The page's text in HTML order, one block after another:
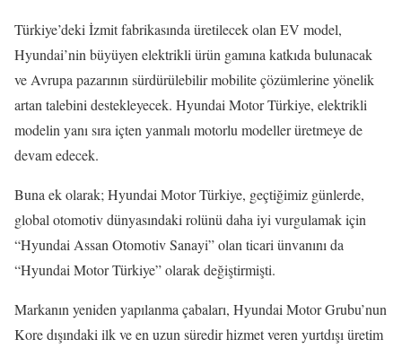
Türkiye’deki İzmit fabrikasında üretilecek olan EV model,
Hyundai’nin büyüyen elektrikli ürün gamına katkıda bulunacak
ve Avrupa pazarının sürdürülebilir mobilite çözümlerine yönelik
artan talebini destekleyecek. Hyundai Motor Türkiye, elektrikli
modelin yanı sıra içten yanmalı motorlu modeller üretmeye de
devam edecek.
Buna ek olarak; Hyundai Motor Türkiye, geçtiğimiz günlerde,
global otomotiv dünyasındaki rolünü daha iyi vurgulamak için
“Hyundai Assan Otomotiv Sanayi” olan ticari ünvanını da
“Hyundai Motor Türkiye” olarak değiştirmişti.
Markanın yeniden yapılanma çabaları, Hyundai Motor Grubu’nun
Kore dışındaki ilk ve en uzun süredir hizmet veren yurtdışı üretim